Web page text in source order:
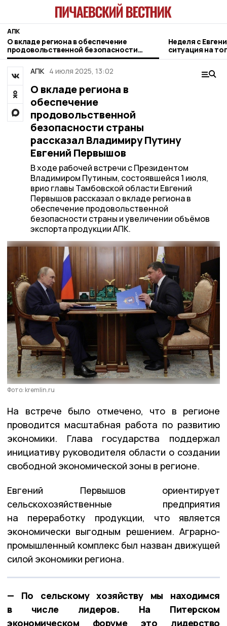
АПК
О вкладе региона в обеспечение
продовольственной безопасности
страны рассказал Владимиру Путину
Евгений Первышов
Неделя с
ситуация на
городе и
АПК
4 июля 2025, 13:02
О вкладе региона в
обеспечение
продовольственной
безопасности страны
рассказал Владимиру Путину
Евгений Первышов
В ходе рабочей встречи с Президентом
Владимиром Путиным, состоявшейся 1 июля,
врио главы Тамбовской области Евгений
Первышов рассказал о вкладе региона в
обеспечение продовольственной
безопасности страны и увеличении объёмов
экспорта продукции АПК.
Фото: kremlin.ru
На встрече было отмечено, что в регионе
проводится масштабная работа по развитию
экономики. Глава государства поддержал
инициативу руководителя области о создании
свободной экономической зоны в регионе.
Евгений Первышов ориентирует
сельскохозяйственные предприятия
на переработку продукции, что является
экономически выгодным решением. Аграрно-
промышленный комплекс был назван движущей
силой экономики региона.
— По сельскому хозяйству мы находимся
в числе лидеров. На Питерском
экономическом форуме это лидерство